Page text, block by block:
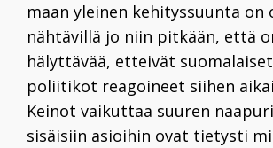
maan yleinen kehityssuunta on
nähtävillä jo niin pitkään, että
hälyttävää, etteivät
poliitikot reagoineet siihen
Keinot vaikuttaa suuren
sisäisiin asioihin ovat tietysti